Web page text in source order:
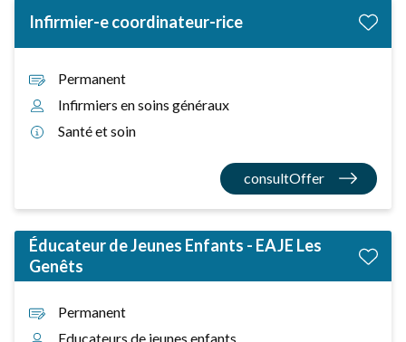
Infirmier-e coordinateur-rice
Permanent
Infirmiers en soins généraux
Santé et soin
consultOffer
Éducateur de Jeunes Enfants - EAJE Les
Genêts
Permanent
Educateurs de jeunes enfants